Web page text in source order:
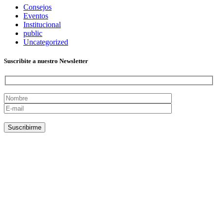
Consejos
Eventos
Institucional
public
Uncategorized
Suscribite a nuestro Newsletter